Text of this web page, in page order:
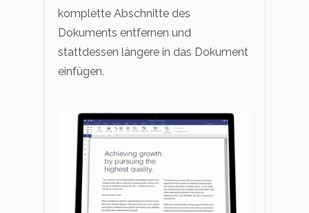
komplette Abschnitte des
Dokuments entfernen und
stattdessen längere in das Dokument
einfügen.